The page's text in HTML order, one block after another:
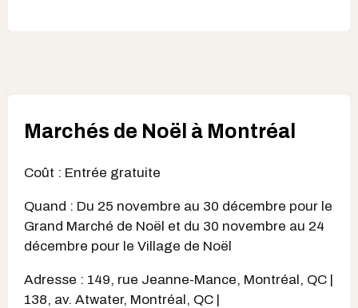
Marchés de Noël à Montréal
Coût : Entrée gratuite
Quand : Du 25 novembre au 30 décembre pour le
Grand Marché de Noël et du 30 novembre au 24
décembre pour le Village de Noël
Adresse : 149, rue Jeanne-Mance, Montréal, QC |
138, av. Atwater, Montréal, QC |